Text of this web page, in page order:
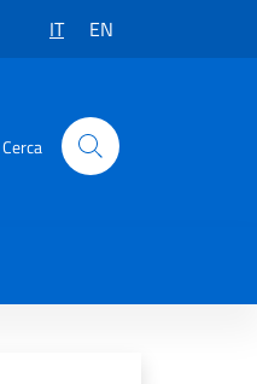
IT EN
Cerca